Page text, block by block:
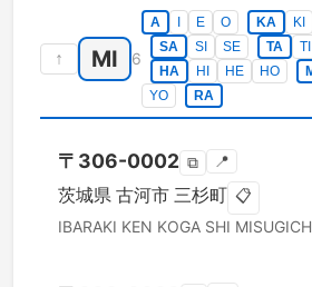
↑ MI 6
A E O KA KI
SA
SI SE TA TI
HA
HI HE HO
YO
RA
〒 306-0002 ⧉ 📍
茨城県 古河市 三杉町 📋
IBARAKI KEN KOGA SHI